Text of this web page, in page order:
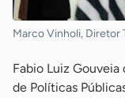
Marco Vinholi, Diretor
Fabio Luiz
de Políticas